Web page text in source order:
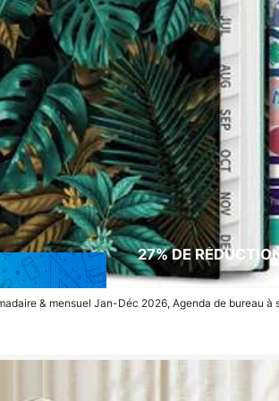
27% DE
& mensuel Jan-Déc 2026, Agenda de bureau à
de mémo, Planificateur d'emploi du temps floral, Outil